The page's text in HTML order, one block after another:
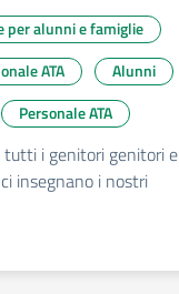
per alunni e famiglie
ATA
Alunni
Personale ATA
i genitori genitori e
insegnano i nostri